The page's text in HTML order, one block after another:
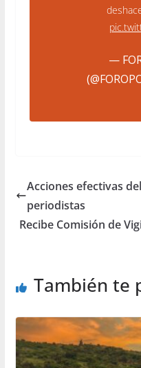
—
Acciones efectivas
periodistas
Recibe Comisión de
También te